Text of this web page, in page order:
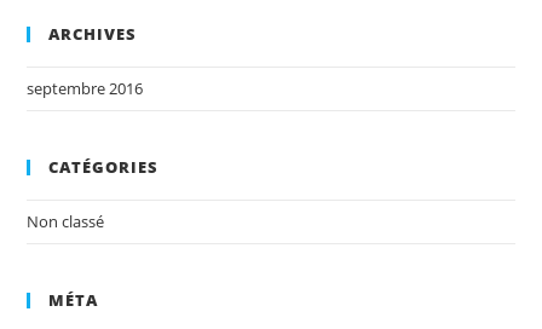
ARCHIVES
septembre 2016
CATÉGORIES
Non classé
MÉTA